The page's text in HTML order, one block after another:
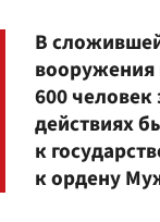
В
вооружения
600 человек
действиях
к
к ордену